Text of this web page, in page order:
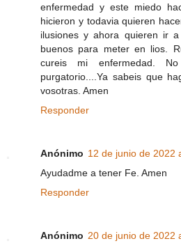
enfermedad y este miedo
hicieron y todavia quieren
ilusiones y ahora quieren ir
buenos para meter en lios.
cureis mi enfermedad.
purgatorio....Ya sabeis que
vosotras. Amen
Responder
Anónimo 12 de junio de 2022
Ayudadme a tener Fe. Amen
Responder
Anónimo 20 de junio de 2022